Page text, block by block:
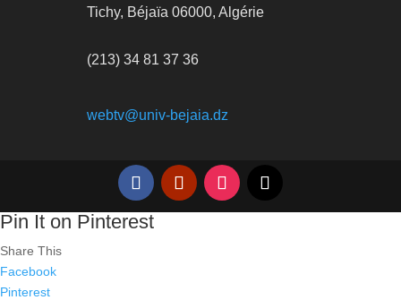
Tichy, Béjaïa 06000, Algérie
(213) 34 81 37 36
webtv@univ-bejaia.dz
Pin It on Pinterest
Share This
Facebook
Pinterest